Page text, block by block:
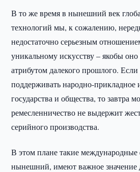
В то же время в нынешний век
технологий мы, к сожалению,
недостаточно серьезным
уникальному искусству – якобы
атрибутом далекого прошлого.
поддерживать народно-прикладное
государства и общества, то завтра
ремесленничество не выдержит
серийного производства.
В этом плане такие
нынешний, имеют важное значение